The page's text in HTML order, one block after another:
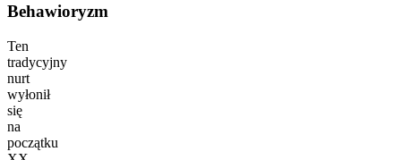
Behawioryzm
Ten
tradycyjny
nurt
wyłonił
się
na
początku